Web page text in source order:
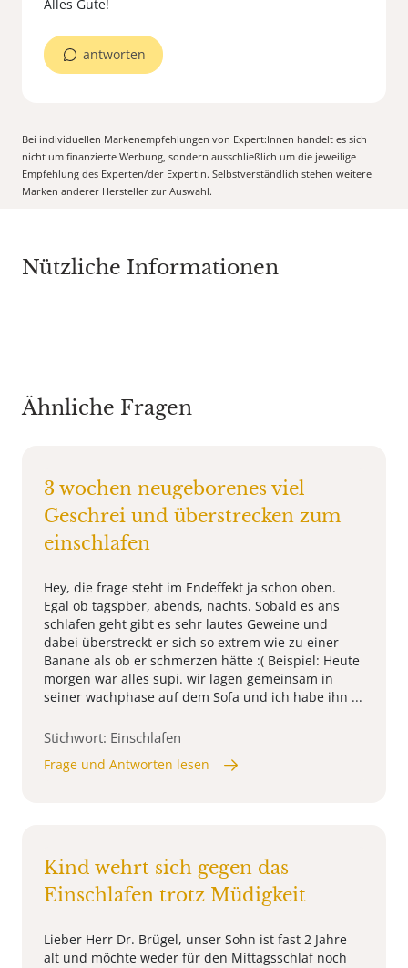
antworten
Bei individuellen Markenempfehlungen von Expert:Innen handelt es sich
nicht um finanzierte Werbung, sondern ausschließlich um die jeweilige
Empfehlung des Experten/der Expertin. Selbstverständlich stehen weitere
Marken anderer Hersteller zur Auswahl.
Nützliche Informationen
Ähnliche Fragen
3 wochen neugeborenes viel
Geschrei und überstrecken zum
einschlafen
Hey, die frage steht im Endeffekt ja schon oben.
Egal ob tagspber, abends, nachts. Sobald es ans
schlafen geht gibt es sehr lautes Geweine und
dabei überstreckt er sich so extrem wie zu einer
Banane als ob er schmerzen hätte :( Beispiel: Heute
morgen war alles supi. wir lagen gemeinsam in
seiner wachphase auf dem Sofa und ich habe ihn ...
Stichwort: Einschlafen
Frage und Antworten lesen
Kind wehrt sich gegen das
Einschlafen trotz Müdigkeit
Lieber Herr Dr. Brügel, unser Sohn ist fast 2 Jahre
alt und möchte weder für den Mittagsschlaf noch